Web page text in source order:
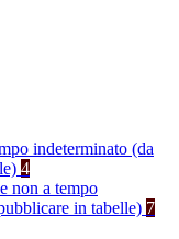
indeterminato (da
4
non a tempo
in tabelle) 7